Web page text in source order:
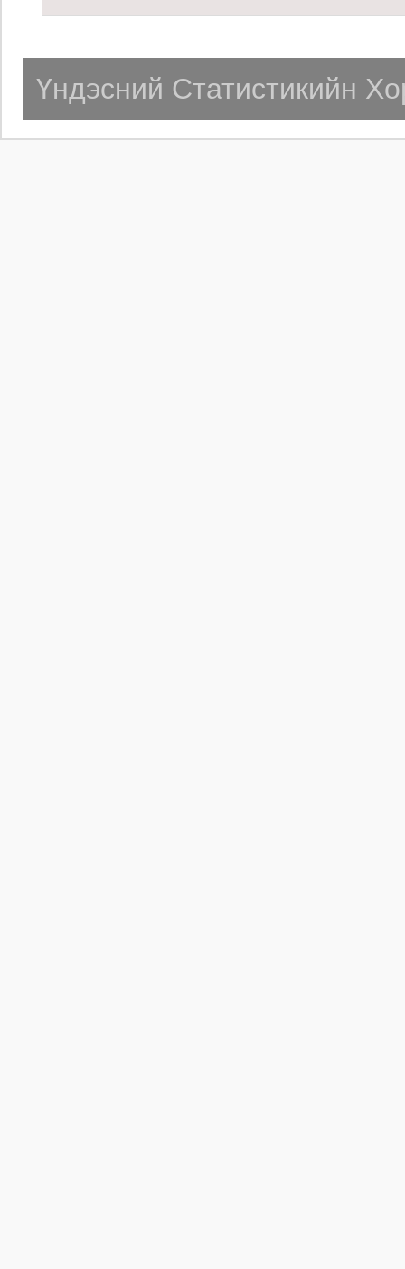
Үндэсний Статистикийн